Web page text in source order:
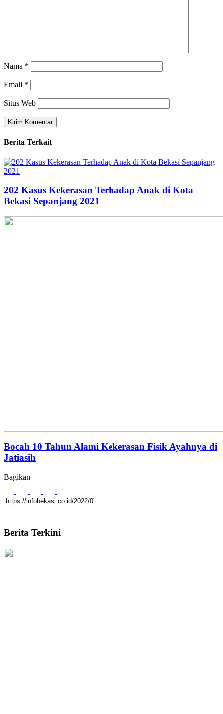
Nama *
Email *
Situs Web
Berita Terkait
202 Kasus Kekerasan Terhadap Anak di Kota
Bekasi Sepanjang 2021
Bocah 10 Tahun Alami Kekerasan Fisik Ayahnya di
Jatiasih
Bagikan
Berita Terkini